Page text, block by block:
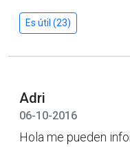
Es útil (23)
Adri
06-10-2016
Hola me pueden